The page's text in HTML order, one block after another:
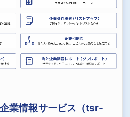
業情報サービス（tsr-